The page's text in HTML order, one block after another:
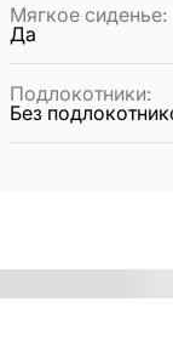
Мягкое сиденье:
Да
Подлокотники:
Без